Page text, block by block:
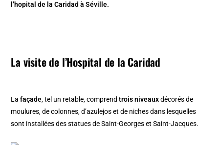
l’hopital de la Caridad à Séville.
La visite de l’Hospital de la Caridad
Lafaçade, tel un retable, comprendtrois niveauxdécorés de
moulures, de colonnes, d’azulejos et de niches dans lesquelles
sont installées des statues de Saint-Georges et Saint-Jacques.